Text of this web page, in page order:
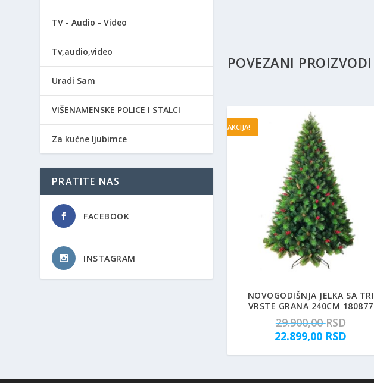
POVEZANI PROIZVODI
AKCIJA!
NOVOGODIŠNJA JELKA SA TRI
VRSTE GRANA 240CM 180877
29.900,00RSDO
r
i
22.899,00 RSD
n
TV - Audio - Video
Tv,audio,video
Uradi Sam
VIŠENAMENSKE POLICE I STALCI
Za kućne ljubimce
PRATITE NAS
FACEBOOK
INSTAGRAM